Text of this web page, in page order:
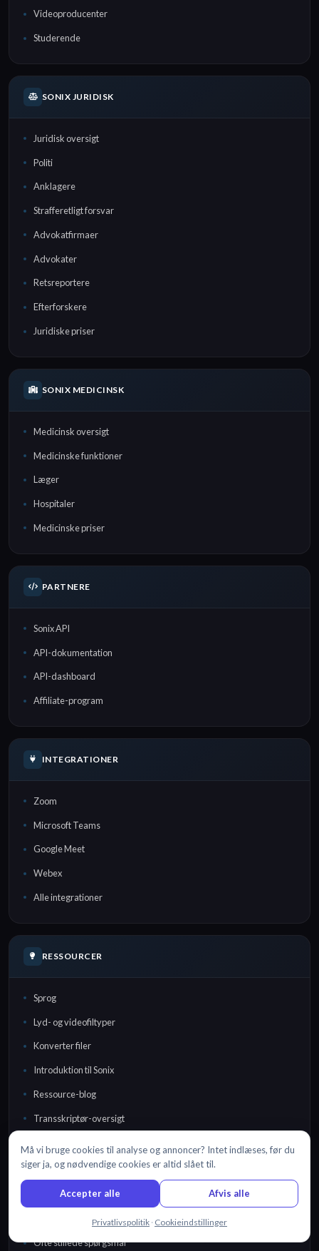
Videoproducenter
Studerende
SONIX JURIDISK
Juridisk oversigt
Politi
Anklagere
Strafferetligt forsvar
Advokatfirmaer
Advokater
Retsreportere
Efterforskere
Juridiske priser
SONIX MEDICINSK
Medicinsk oversigt
Medicinske funktioner
Læger
Hospitaler
Medicinske priser
PARTNERE
Sonix API
API-dokumentation
API-dashboard
Affiliate-program
INTEGRATIONER
Zoom
Microsoft Teams
Google Meet
Webex
Alle integrationer
RESSOURCER
Sprog
Lyd- og videofiltyper
Konverter filer
Introduktion til Sonix
Ressource-blog
Transskriptør-oversigt
SUPPORT
Ofte stillede spørgsmål
Må vi bruge cookies til analyse og annoncer? Intet indlæses, før du
siger ja, og nødvendige cookies er altid slået til.
Accepter alle Afvis alle
Privatlivspolitik · Cookieindstillinger